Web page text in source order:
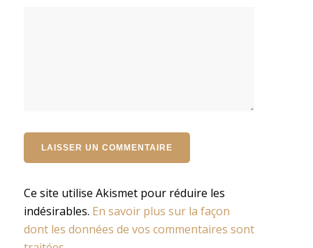
Ce site utilise Akismet pour réduire les
indésirables. En savoir plus sur la façon
dont les données de vos commentaires sont